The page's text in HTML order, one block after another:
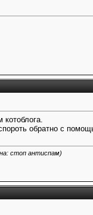
котоблога.
обратно с
стоп антиспам)